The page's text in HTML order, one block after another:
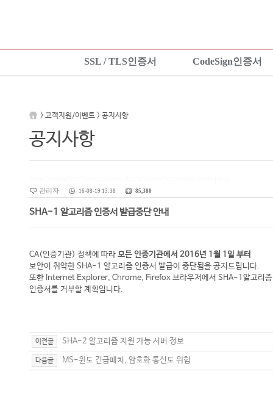
SSL / TLS인증서 CodeSign인증서
설치가이드
TEST 인증서 신청
설치가이드
> 고객지원/이벤트 > 공지사항
공지사항
관리자 16-08-19 13:38 85,380
SHA-1 알고리즘 인증서 발급중단 안내
CA(인증기관) 정책에 따라 모든 인증기관에서 2016년 1월 1일 부터
보안이 취약한 SHA-1 알고리즘 인증서 발급이 중단됨을 공지드립니다.
또한 Internet Explorer, Chrome, Firefox 브라우저에서 SHA-1알고리즘
인증서를 거부할 계획입니다.
이전글 SHA-2 알고리즘 지원 가능 서버 정보
다음글 MS-윈도 긴급패치, 암호화 통신도 위험